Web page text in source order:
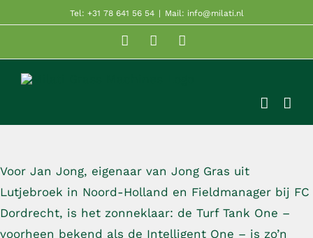
Tel: +31 78 641 56 54 | Mail: info@milati.nl
Facebook
YouTubeLinkedIn
Voor Jan Jong, eigenaar van Jong Gras uit
Lutjebroek in Noord-Holland en Fieldmanager bij FC
Dordrecht, is het zonneklaar: de Turf Tank One –
voorheen bekend als de Intelligent One – is zo’n